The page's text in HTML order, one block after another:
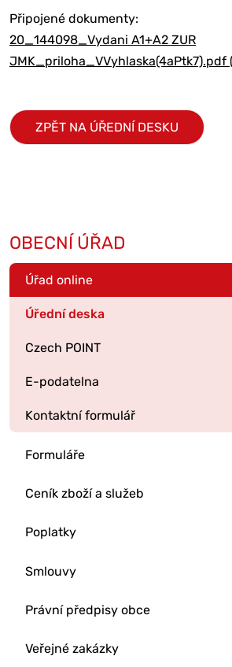
Připojené dokumenty:
20_144098_Vydani A1+A2 ZUR
JMK_priloha_VVyhlaska(4aPtk7).pdf
ZPĚT NA ÚŘEDNÍ DESKU
OBECNÍ ÚŘAD
Úřad online
Úřední deska
Czech POINT
E-podatelna
Kontaktní formulář
Formuláře
Ceník zboží a služeb
Poplatky
Smlouvy
Právní předpisy obce
Veřejné zakázky